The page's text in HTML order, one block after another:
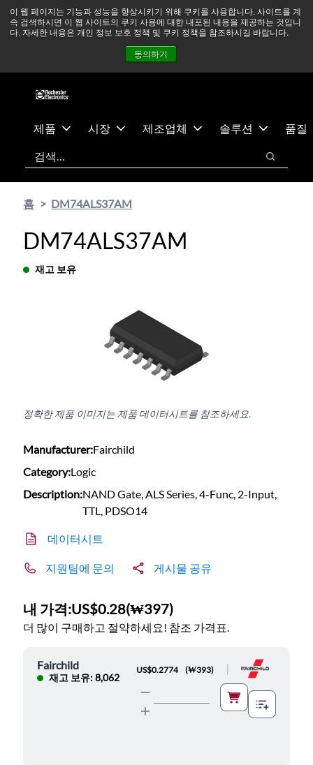
이 웹 페이지는 기능과 성능을 향상시키기 위해 쿠키를 사용합니다. 사이트를 계
속 검색하시면 이 웹 사이트의 쿠키 사용에 대한 내포된 내용을 제공하는 것입니
다. 자세한 내용은 개인 정보 보호 정책 및 쿠키 정책을 참조하시길 바랍니다.
동의하기
츠
건
중동 지역 상황을 지속적으로 주시하고 있으며, 모든 서비스는
정상적으로 운영되고 있습니다. 더 읽어보기 →
뉴스
문의하기
제품 시장 제조업체 솔루션
품질
검색
검색
홈 DM74ALS37AM
DM74ALS37AM
재고 보유
정확한 제품 이미지는 제품 데이터시트를 참조하세요.
Manufacturer:Fairchild
Category:Logic
Description:NAND Gate, ALS Series, 4-Func, 2-Input,
TTL, PDSO14
데이터시트
지원팀에 문의 게시물 공유
내 가격:US$0.28(₩397)
더 많이 구매하고 절약하세요! 참조 가격표.
Fairchild
재고 보유: 8,062
US$0.2774 (₩393)